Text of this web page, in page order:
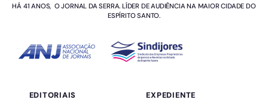
HÁ 41 ANOS, O JORNAL DA SERRA. LÍDER DE AUDIÊNCIA NA MAIOR CIDADE DO
ESPÍRITO SANTO.
EDITORIAIS EXPEDIENTE